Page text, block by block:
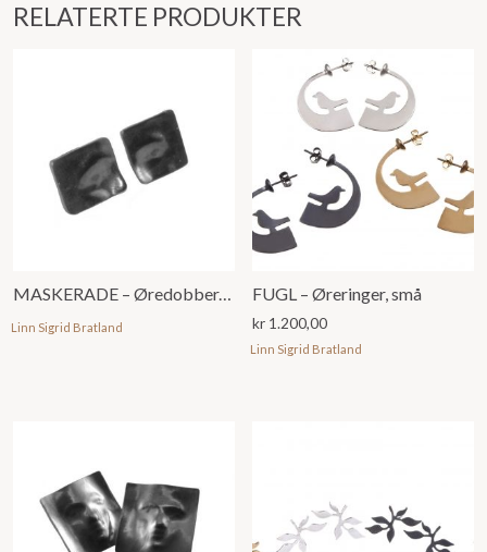
RELATERTE PRODUKTER
MASKERADE – Øredobber, små, u/ emalje
Linn Sigrid Bratland
FUGL – Øreringer, små
kr 1.200,00
Linn Sigrid Bratland